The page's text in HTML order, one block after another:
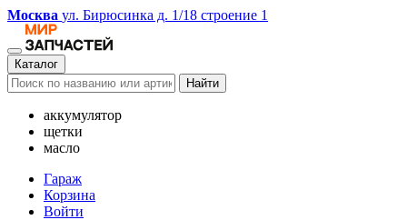
Москва ул. Бирюсинка д. 1/18 строение 1
Каталог
Найти
аккумулятор
щетки
масло
Гараж
Корзина
Войти